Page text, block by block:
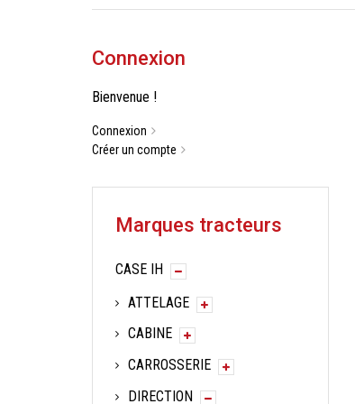
Connexion
Bienvenue !
Connexion
Créer un compte
Marques tracteurs
CASE IH
ATTELAGE
CABINE
CARROSSERIE
DIRECTION